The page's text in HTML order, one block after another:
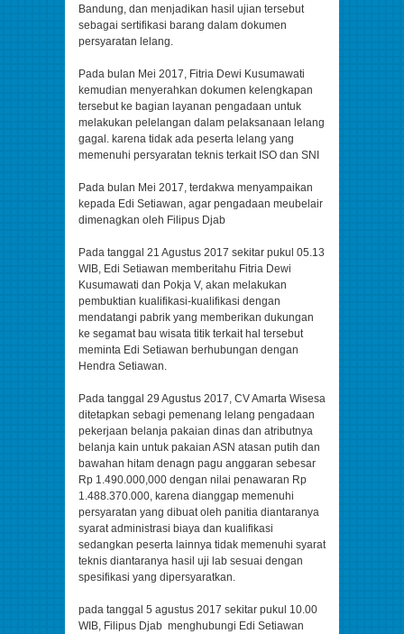
Bandung, dan menjadikan hasil ujian tersebut
sebagai sertifikasi barang dalam dokumen
persyaratan lelang.
Pada bulan Mei 2017, Fitria Dewi Kusumawati
kemudian menyerahkan dokumen kelengkapan
tersebut ke bagian layanan pengadaan untuk
melakukan pelelangan dalam pelaksanaan lelang
gagal. karena tidak ada peserta lelang yang
memenuhi persyaratan teknis terkait ISO dan SNI
Pada bulan Mei 2017, terdakwa menyampaikan
kepada Edi Setiawan, agar pengadaan meubelair
dimenagkan oleh Filipus Djab
Pada tanggal 21 Agustus 2017 sekitar pukul 05.13
WIB, Edi Setiawan memberitahu Fitria Dewi
Kusumawati dan Pokja V, akan melakukan
pembuktian kualifikasi-kualifikasi dengan
mendatangi pabrik yang memberikan dukungan
ke segamat bau wisata titik terkait hal tersebut
meminta Edi Setiawan berhubungan dengan
Hendra Setiawan.
Pada tanggal 29 Agustus 2017, CV Amarta Wisesa
ditetapkan sebagi pemenang lelang pengadaan
pekerjaan belanja pakaian dinas dan atributnya
belanja kain untuk pakaian ASN atasan putih dan
bawahan hitam denagn pagu anggaran sebesar
Rp 1.490.000,000 dengan nilai penawaran Rp
1.488.370.000, karena dianggap memenuhi
persyaratan yang dibuat oleh panitia diantaranya
syarat administrasi biaya dan kualifikasi
sedangkan peserta lainnya tidak memenuhi syarat
teknis diantaranya hasil uji lab sesuai dengan
spesifikasi yang dipersyaratkan.
pada tanggal 5 agustus 2017 sekitar pukul 10.00
WIB, Filipus Djab menghubungi Edi Setiawan